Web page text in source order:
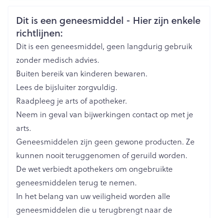
allergische reactie),
Als u een combinatie van de volgende symptomen
ervaart: huiduitslag, rode huid, blaarvorming op de
lippen, ogen of mond, vervelling van de huid, hoge
koorts, griepachtige symptomen, opgezette
lymfeklieren (verschijnselen van ernstige
huidreacties),
Als u een opvallende daling in de urineproductie
opmerkt (verschijnsel van een nierprobleem),
Als u een combinatie ervaart van slaperigheid, pijn
rechtsboven in de buik, geelkleuring of
toegenomen geelkleuring van uw huid of ogen en
donkergekleurde urine (verschijnselen van
leverproblemen),
Wanneer u ervaart dat u moeite heeft met
Breedte
Lengte 114 mm
Diepte
Hoeveelheid
Verpakking
90
Actieve
Ingrediënten
deferasirox
Behoud Kamertemperatuur (15°C - 25°C)
Duits
Frans Frans
Veiligheidsinformatie
Dit is een geneesmiddel - Hier zijn enkele
richtlijnen:
Dit is een geneesmiddel, geen langdurig gebruik
zonder medisch advies.
Buiten bereik van kinderen bewaren.
Lees de bijsluiter zorgvuldig.
Raadpleeg je arts of apotheker.
Neem in geval van bijwerkingen contact op met je
arts.
Geneesmiddelen zijn geen gewone producten. Ze
kunnen nooit teruggenomen of geruild worden.
De wet verbiedt apothekers om ongebruikte
geneesmiddelen terug te nemen.
In het belang van uw veiligheid worden alle
geneesmiddelen die u terugbrengt naar de